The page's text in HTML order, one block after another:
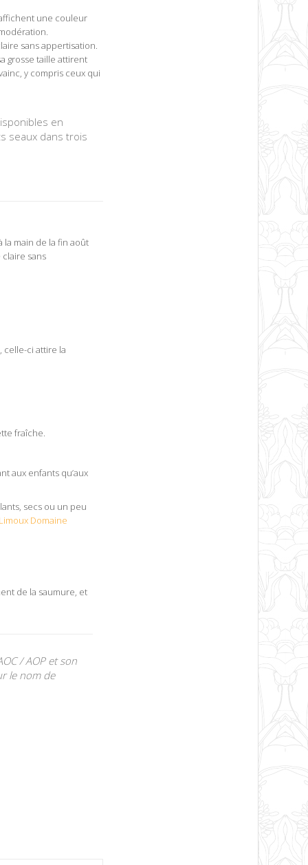
une couleur
sans appertisation.
grosse taille attirent
y compris ceux qui
en
seaux dans trois
la main de la fin août
sans
celle-ci attire la
fraîche.
aux enfants qu’aux
secs ou un peu
Domaine
de la saumure, et
/ AOP et son
le nom de